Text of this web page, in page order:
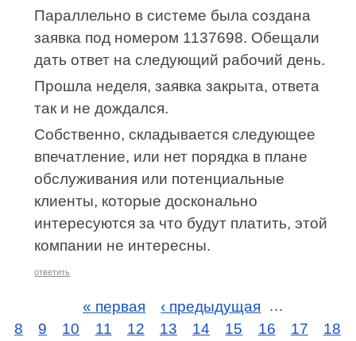
Параллельно в системе была создана
заявка под номером 1137698. Обещали
дать ответ на следующий рабочий день.
Прошла неделя, заявка закрыта, ответа
так и не дождался.
Собственно, складывается следующее
впечатление, или нет порядка в плане
обслуживания или потенциальные
клиенты, которые досконально
интересуются за что будут платить, этой
компании не интересны.
ответить
« первая ‹ предыдущая
…
8
9 10 11 12 13 14 15 16 17
18